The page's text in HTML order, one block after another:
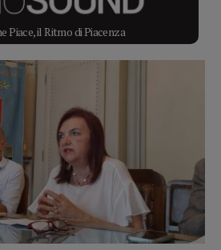
Piace, il Ritmo di Piacenza